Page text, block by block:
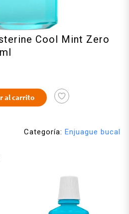
Cool Mint Zero
al carrito
Categoría: Enjuague bucal